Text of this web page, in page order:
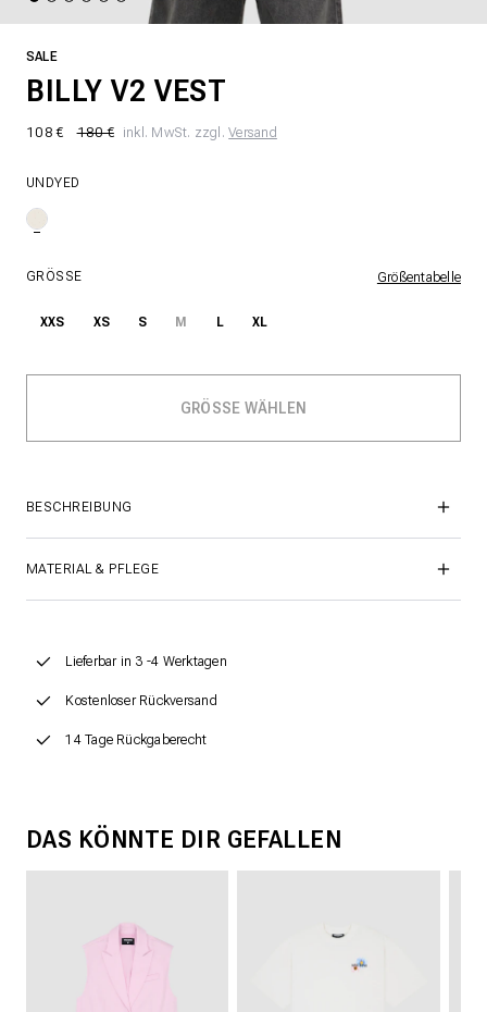
SALE
BILLY V2 VEST
108 € 180 € inkl. MwSt. zzgl.Versand
UNDYED
GRÖSSE Größentabelle
XXS XS S M L XL
BESCHREIBUNG
MATERIAL & PFLEGE
Lieferbar in 3 -4 Werktagen
Kostenloser Rückversand
14 Tage Rückgaberecht
DAS KÖNNTE DIR GEFALLEN